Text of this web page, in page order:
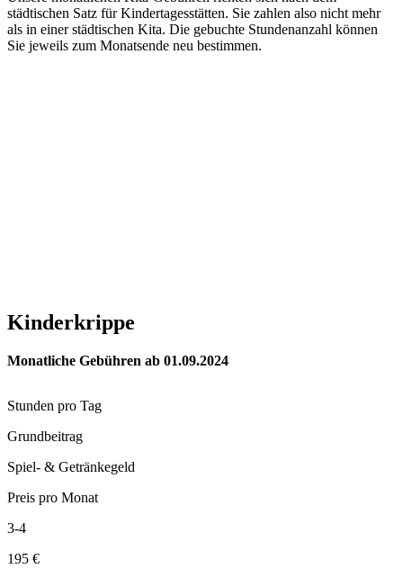
städtischen Satz für Kindertagesstätten. Sie zahlen also nicht mehr
als in einer städtischen Kita. Die gebuchte Stundenanzahl können
Sie jeweils zum Monatsende neu bestimmen.
Kinderkrippe
Monatliche Gebühren ab 01.09.2024
Stunden pro Tag
Grundbeitrag
Spiel- & Getränkegeld
Preis pro Monat
3-4
195 €